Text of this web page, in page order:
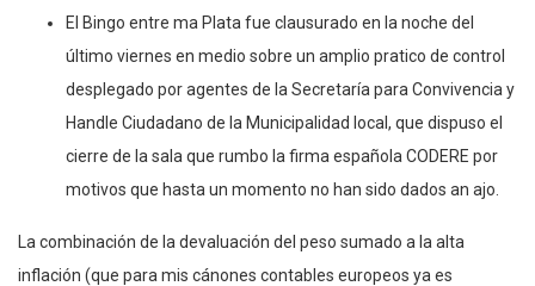
El Bingo entre ma Plata fue clausurado en la noche del
último viernes en medio sobre un amplio pratico de control
desplegado por agentes de la Secretaría para Convivencia y
Handle Ciudadano de la Municipalidad local, que dispuso el
cierre de la sala que rumbo la firma española CODERE por
motivos que hasta un momento no han sido dados an ajo.
La combinación de la devaluación del peso sumado a la alta
inflación (que para mis cánones contables europeos ya es